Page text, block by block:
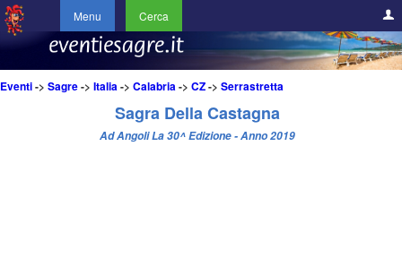
Menu Cerca
Eventi-> Sagre-> Italia-> Calabria-> CZ-> Serrastretta
Sagra Della Castagna
Ad Angoli La 30^ Edizione - Anno 2019